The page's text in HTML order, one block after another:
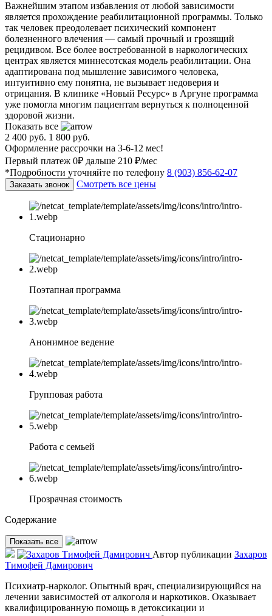
Важнейшим этапом избавления от любой зависимости
является прохождение реабилитационной программы. Только
так человек преодолевает психический компонент
болезненного влечения — самый прочный и грозящий
рецидивом. Все более востребованной в наркологических
центрах является миннесотская модель реабилитации. Она
адаптирована под мышление зависимого человека,
интуитивно ему понятна, не вызывает недоверия и
отрицания. В клинике «Новый Ресурс» в Аргуне программа
уже помогла многим пациентам вернуться к полноценной
здоровой жизни.
Показать все
2 400 руб. 1 800 руб.
Оформление рассрочки на 3-6-12 мес!
Первый платеж 0₽ дальше 210 ₽/мес
*Подробности уточняйте по телефону 8 (903) 856-62-07
Заказать звонок Смотреть все цены
Стационарно
Поэтапная программа
Анонимное ведение
Групповая работа
Работа с семьей
Прозрачная стоимость
Содержание
Показать все
Автор публикации Захаров
Тимофей Дамирович
Психиатр-нарколог. Опытный врач, специализирующийся на
лечении зависимостей от алкоголя и наркотиков. Оказывает
квалифицированную помощь в детоксикации и